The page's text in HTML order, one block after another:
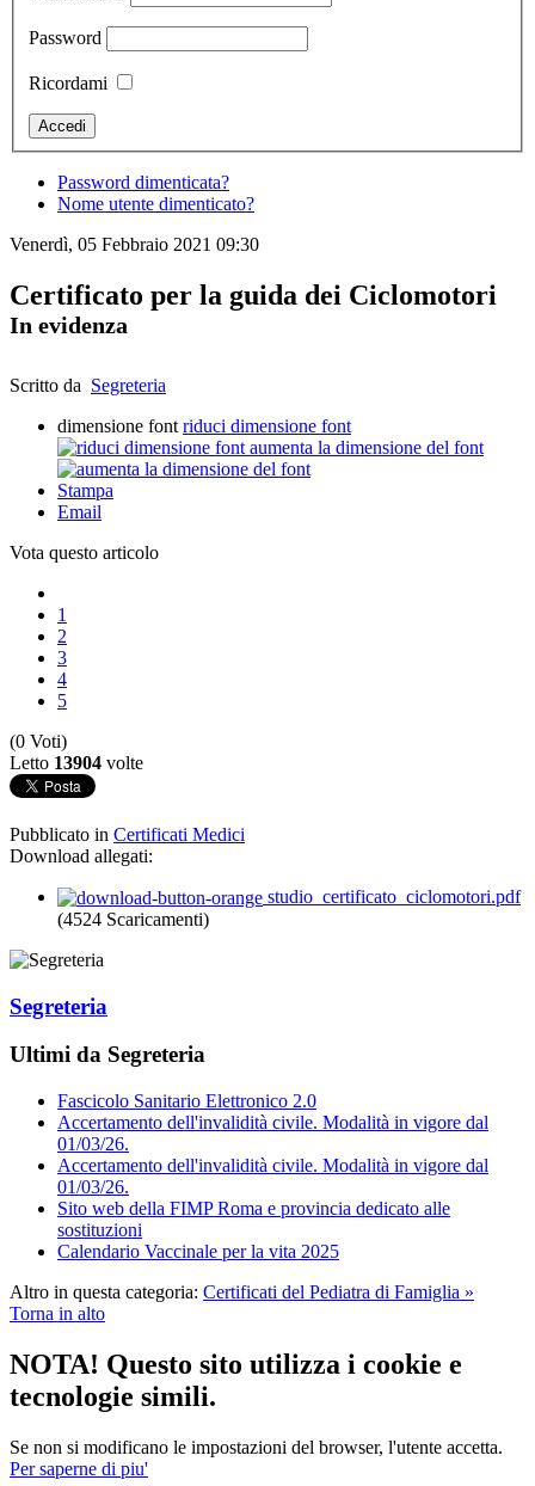
Password
Ricordami
Password dimenticata?
Nome utente dimenticato?
Venerdì, 05 Febbraio 2021 09:30
Certificato per la guida dei Ciclomotori
In evidenza
Scritto da Segreteria
dimensione font riduci dimensione font
aumenta la dimensione del font
Stampa
Email
Vota questo articolo
1
2
3
4
5
(0 Voti)
Letto 13904 volte
Pubblicato in Certificati Medici
Download allegati:
studio_certificato_ciclomotori.pdf
(4524 Scaricamenti)
Segreteria
Ultimi da Segreteria
Fascicolo Sanitario Elettronico 2.0
Accertamento dell'invalidità civile. Modalità in vigore dal
01/03/26.
Accertamento dell'invalidità civile. Modalità in vigore dal
01/03/26.
Sito web della FIMP Roma e provincia dedicato alle
sostituzioni
Calendario Vaccinale per la vita 2025
Altro in questa categoria: Certificati del Pediatra di Famiglia »
Torna in alto
NOTA! Questo sito utilizza i cookie e
tecnologie simili.
Se non si modificano le impostazioni del browser, l'utente accetta.
Per saperne di piu'